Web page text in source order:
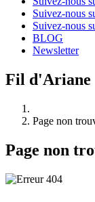
Suivez-nous
Suivez-nous
BLOG
Newsletter
Fil d'Ariane
Page non
Page non